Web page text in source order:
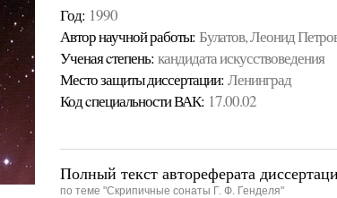
Год: 1990
Автор научной работы: Булатов, Леонид
Ученая cтепень: кандидата искусствоведения
Место защиты диссертации: Ленинград
Код cпециальности ВАК: 17.00.02
Полный текст автореферата
по теме "Скрипичные сонаты Г. Ф. Генделя"